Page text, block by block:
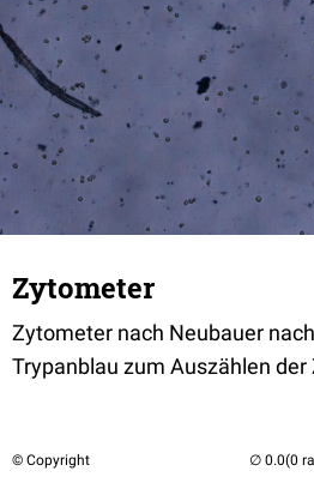
Zytometer
Zytometer nach Neubauer
Trypanblau zum Auszählen der
© Copyright (0